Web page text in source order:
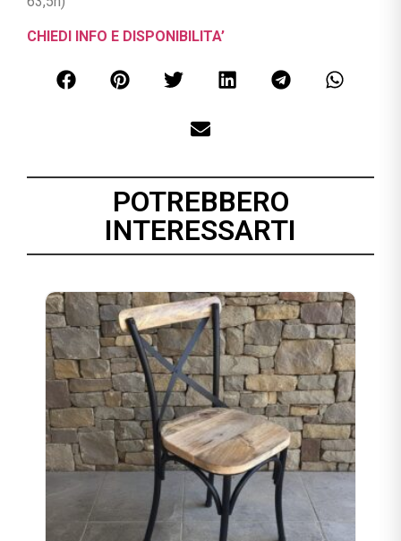
CHIEDI INFO E DISPONIBILITA’
POTREBBERO
INTERESSARTI